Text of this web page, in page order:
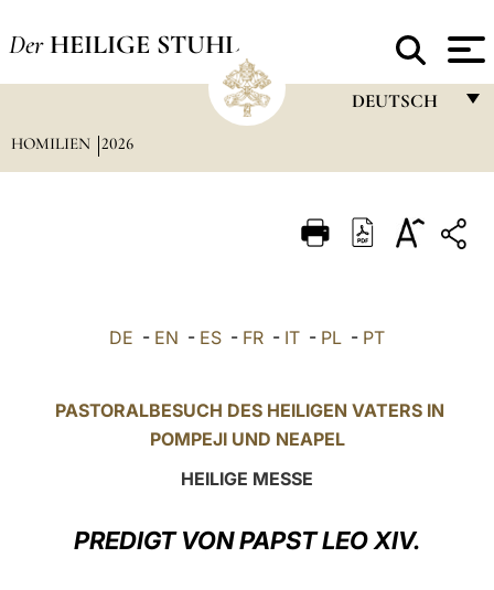
Der HEILIGE STUHL
DEUTSCH
ITALIANO
POLSKI
LATINE
HOMILIEN 2026
DE - EN - ES - FR - IT - PL - PT
PASTORALBESUCH DES HEILIGEN VATERS IN
POMPEJI UND NEAPEL
HEILIGE MESSE
PREDIGT VON PAPST LEO XIV.